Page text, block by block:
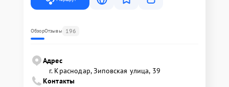
ОбзорОтзывы 196
Адрес
г. Краснодар, Зиповская улица, 39
Контакты